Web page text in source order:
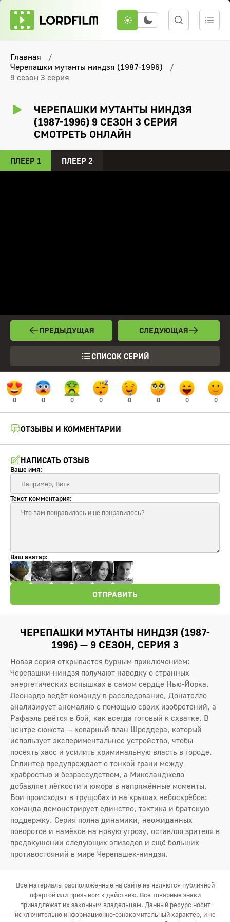
Главная
Черепашки мутанты ниндзя (1987-1996)
9 сезон 3 серия
ЧЕРЕПАШКИ МУТАНТЫ НИНДЗЯ
(1987-1996) 9 СЕЗОН 3 СЕРИЯ
СМОТРЕТЬ ОНЛАЙН
ПЛЕЕР 1 ПЛЕЕР 2
ПРЕДЫДУЩАЯ
СПИСОК СЕРИЙ
СЛЕДУЮЩАЯ
0 0 0 0 0 0 0 0
ОТЗЫВЫ И КОММЕНТАРИИ
НАПИСАТЬ ОТЗЫВ
Ваше имя:
Текст комментария:
Ваш аватар:
ОТПРАВИТЬ
ЧЕРЕПАШКИ МУТАНТЫ НИНДЗЯ (1987-
1996) — 9 СЕЗОН, СЕРИЯ 3
Новая серия открывается бурным приключением:
Черепашки-ниндзя получают наводку о странных
энергетических вспышках в самом сердце Нью-Йорка.
Леонардо ведёт команду в расследование, Донателло
анализирует аномалию с помощью своих изобретений, а
Рафаэль рвётся в бой, как всегда готовый к схватке. В
центре сюжета — коварный план Шреддера, который
использует экспериментальное устройство, чтобы
посеять хаос и усилить криминальную власть в городе.
Сплинтер предупреждает о тонкой грани между
храбростью и безрассудством, а Микеланджело
добавляет лёгкости и юмора в напряжённые моменты.
Бои происходят в трущобах и на крышах небоскрёбов:
команда демонстрирует единство, тактика и братскую
поддержку. Серия полна динамики, неожиданных
поворотов и намёков на новую угрозу, оставляя зрителя в
предвкушении следующих эпизодов и ещё больших
противостояний в мире Черепашек-ниндзя.
Все материалы расположенные на сайте не являются публичной
офертой или призывом к действию. Все товарные знаки
принадлежат их законным владельцам. Данный ресурс носит
исключительно информационно-ознакомительный характер, и не